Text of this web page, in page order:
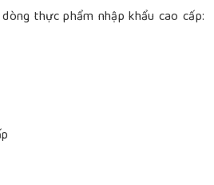
thực phẩm nhập khẩu cao cấp: